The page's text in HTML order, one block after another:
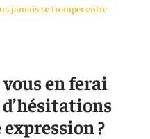
jamais se tromper entre
vous en ferai
?